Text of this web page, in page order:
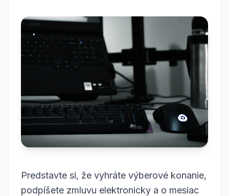
Predstavte si, že vyhráte výberové konanie,
podpíšete zmluvu elektronicky a o mesiac